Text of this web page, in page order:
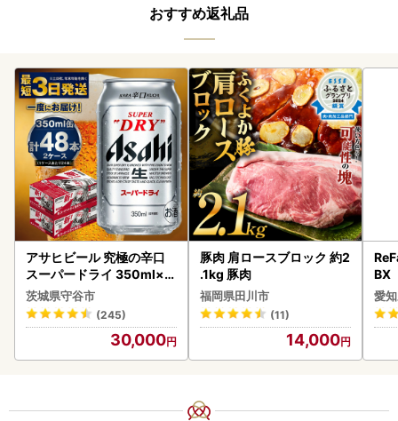
おすすめ返礼品
アサヒビール 究極の辛口
スーパードライ 350ml×4
8本 ビール
茨城県守谷市
(245)
30,000
豚肉 肩ロースブロック 約2
.1kg 豚肉
福岡県田川市
(11)
14,000
BX
ー
ファ
愛